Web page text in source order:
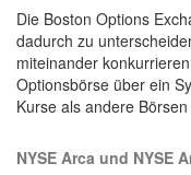
Die Boston Options
dadurch zu
miteinander
Optionsbörse über ein
Kurse als andere
NYSE Arca und NYSE